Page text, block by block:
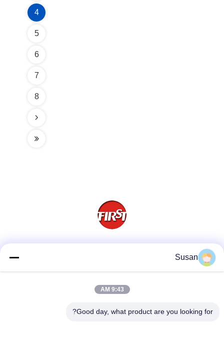
4
5
6
7
8
Susan
9:43 AM
Good day, what product are you looking for?